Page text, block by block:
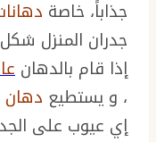
جذاباً، خاصة
جدران المنزل
إذا قام بالدهان
، و يستطيع دهان
إي عيوب على